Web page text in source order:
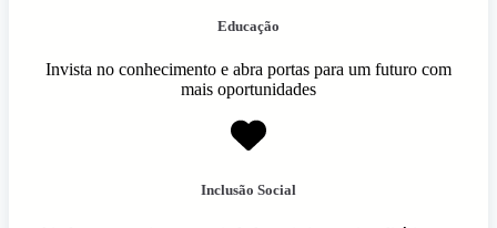
Educação
Invista no conhecimento e abra portas para um futuro com
mais oportunidades
Inclusão Social